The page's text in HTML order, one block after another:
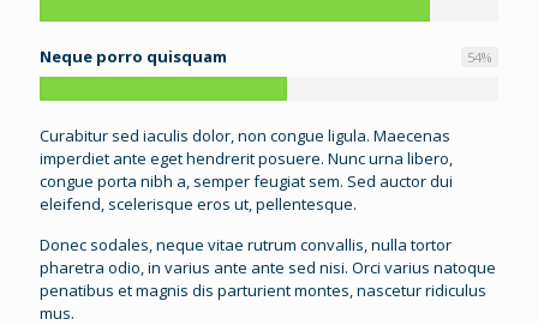
Neque porro quisquam 54%
Curabitur sed iaculis dolor, non congue ligula. Maecenas
imperdiet ante eget hendrerit posuere. Nunc urna libero,
congue porta nibh a, semper feugiat sem. Sed auctor dui
eleifend, scelerisque eros ut, pellentesque.
Donec sodales, neque vitae rutrum convallis, nulla tortor
pharetra odio, in varius ante ante sed nisi. Orci varius natoque
penatibus et magnis dis parturient montes, nascetur ridiculus
mus.